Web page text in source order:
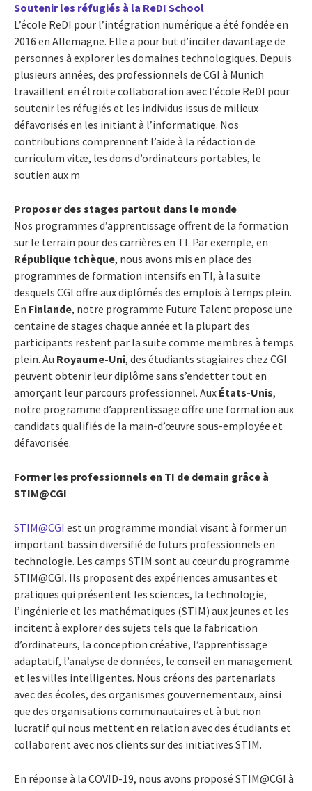
Soutenir les réfugiés à la ReDI School
L’école ReDI pour l’intégration numérique a été fondée en
2016 en Allemagne. Elle a pour but d’inciter davantage de
personnes à explorer les domaines technologiques. Depuis
plusieurs années, des professionnels de CGI à Munich
travaillent en étroite collaboration avec l’école ReDI pour
soutenir les réfugiés et les individus issus de milieux
défavorisés en les initiant à l’informatique. Nos
contributions comprennent l’aide à la rédaction de
curriculum vitæ, les dons d’ordinateurs portables, le
soutien aux m
Proposer des stages partout dans le monde
Nos programmes d’apprentissage offrent de la formation
sur le terrain pour des carrières en TI. Par exemple, en
République tchèque, nous avons mis en place des
programmes de formation intensifs en TI, à la suite
desquels CGI offre aux diplômés des emplois à temps plein.
En Finlande, notre programme Future Talent propose une
centaine de stages chaque année et la plupart des
participants restent par la suite comme membres à temps
plein. Au Royaume-Uni, des étudiants stagiaires chez CGI
peuvent obtenir leur diplôme sans s’endetter tout en
amorçant leur parcours professionnel. Aux États-Unis,
notre programme d’apprentissage offre une formation aux
candidats qualifiés de la main-d’œuvre sous-employée et
défavorisée.
Former les professionnels en TI de demain grâce à
STIM@CGI
STIM@CGI est un programme mondial visant à former un
important bassin diversifié de futurs professionnels en
technologie. Les camps STIM sont au cœur du programme
STIM@CGI. Ils proposent des expériences amusantes et
pratiques qui présentent les sciences, la technologie,
l’ingénierie et les mathématiques (STIM) aux jeunes et les
incitent à explorer des sujets tels que la fabrication
d’ordinateurs, la conception créative, l’apprentissage
adaptatif, l’analyse de données, le conseil en management
et les villes intelligentes. Nous créons des partenariats
avec des écoles, des organismes gouvernementaux, ainsi
que des organisations communautaires et à but non
lucratif qui nous mettent en relation avec des étudiants et
collaborent avec nos clients sur des initiatives STIM.
En réponse à la COVID-19, nous avons proposé STIM@CGI à